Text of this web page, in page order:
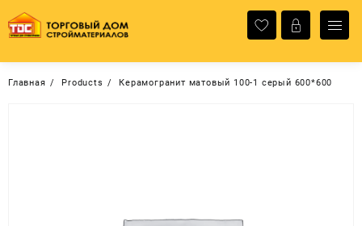
содержимому
Главная Products Керамогранит матовый 100-1 серый 600*600